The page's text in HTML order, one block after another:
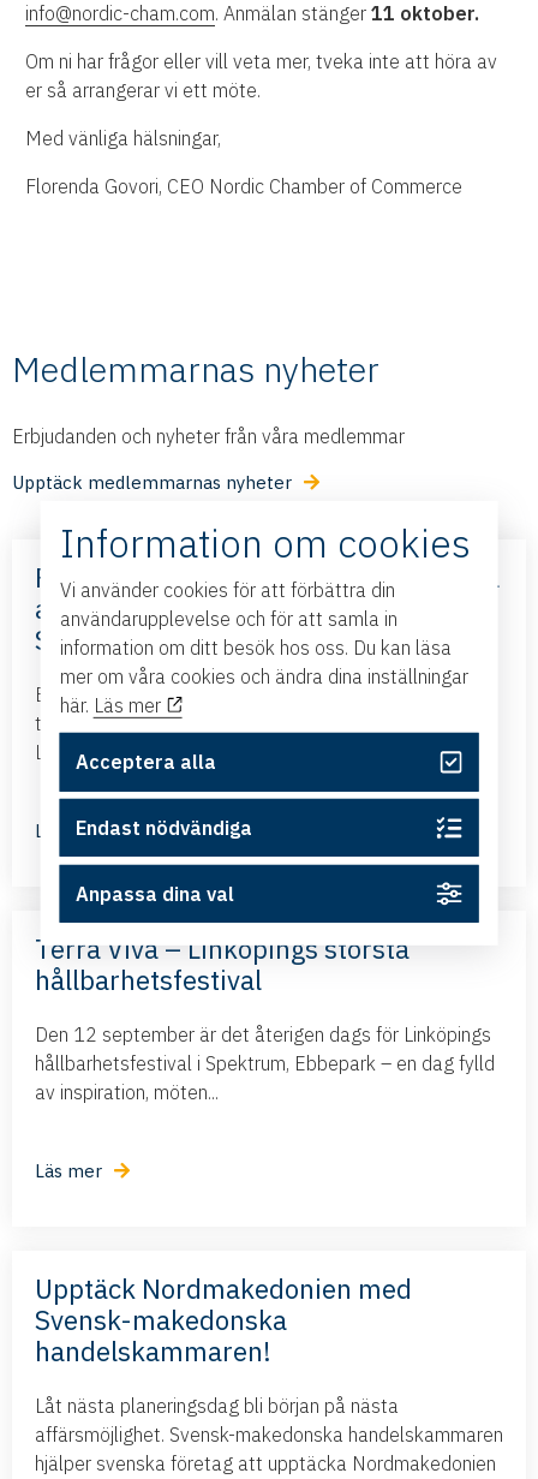
info@nordic-cham.com. Anmälan stänger11 oktober.
Om ni har frågor eller vill veta mer, tveka inte att höra av
er så arrangerar vi ett möte.
Med vänliga hälsningar,
Florenda Govori, CEO Nordic Chamber of Commerce
Medlemmarnas nyheter
Erbjudanden och nyheter från våra medlemmar
Upptäck medlemmarnas nyheter
Frihandelsavtalet med Mercosur – nya
affärsmöjligheter – med Business
Sweden
Business Swedens kontor i Brasilien och Argentina
tillsammans med ambassadören i Brasilien kommer till
Linköping och presenterar det nya frihandelsavtalet...
Läs mer
Terra Viva – Linköpings största
hållbarhetsfestival
Den 12 september är det återigen dags för Linköpings
hållbarhetsfestival i Spektrum, Ebbepark – en dag fylld
av inspiration, möten...
Läs mer
Upptäck Nordmakedonien med
Svensk-makedonska
handelskammaren!
Låt nästa planeringsdag bli början på nästa
affärsmöjlighet. Svensk-makedonska handelskammaren
hjälper svenska företag att upptäcka Nordmakedonien
Information om cookies
Vi använder cookies för att förbättra din
användarupplevelse och för att samla in
information om ditt besök hos oss. Du kan läsa
mer om våra cookies och ändra dina inställningar
här. Läs mer
Acceptera alla
Endast nödvändiga
Anpassa dina val